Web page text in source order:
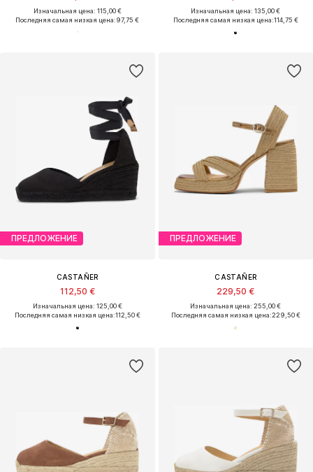
Изначальная цена: 115,00 €
Последняя самая низкая цена:97,75 €
Изначальная цена: 135,00 €
Последняя самая низкая цена:114,75 €
ПРЕДЛОЖЕНИЕ
CASTAÑER
112,50 €
Изначальная цена: 125,00 €
Последняя самая низкая цена:112,50 €
ПРЕДЛОЖЕНИЕ
CASTAÑER
229,50 €
Изначальная цена: 255,00 €
Последняя самая низкая цена:229,50 €